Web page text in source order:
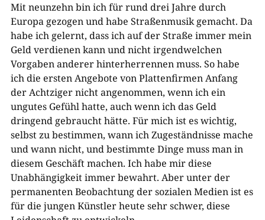
Mit neunzehn bin ich für rund drei Jahre durch
Europa gezogen und habe Straßenmusik gemacht. Da
habe ich gelernt, dass ich auf der Straße immer mein
Geld verdienen kann und nicht irgendwelchen
Vorgaben anderer hinterherrennen muss. So habe
ich die ersten Angebote von Plattenfirmen Anfang
der Achtziger nicht angenommen, wenn ich ein
ungutes Gefühl hatte, auch wenn ich das Geld
dringend gebraucht hätte. Für mich ist es wichtig,
selbst zu bestimmen, wann ich Zugeständnisse mache
und wann nicht, und bestimmte Dinge muss man in
diesem Geschäft machen. Ich habe mir diese
Unabhängigkeit immer bewahrt. Aber unter der
permanenten Beobachtung der sozialen Medien ist es
für die jungen Künstler heute sehr schwer, diese